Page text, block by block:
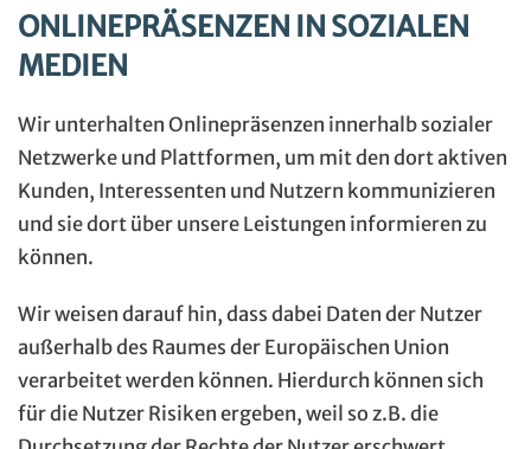
ONLINEPRÄSENZEN IN SOZIALEN
MEDIEN
Wir unterhalten Onlinepräsenzen innerhalb sozialer
Netzwerke und Plattformen, um mit den dort aktiven
Kunden, Interessenten und Nutzern kommunizieren
und sie dort über unsere Leistungen informieren zu
können.
Wir weisen darauf hin, dass dabei Daten der Nutzer
außerhalb des Raumes der Europäischen Union
verarbeitet werden können. Hierdurch können sich
für die Nutzer Risiken ergeben, weil so z.B. die